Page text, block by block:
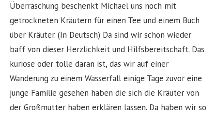
Überraschung beschenkt Michael uns noch mit
getrockneten Kräutern für einen Tee und einem Buch
über Kräuter. (In Deutsch) Da sind wir schon wieder
baff von dieser Herzlichkeit und Hilfsbereitschaft. Das
kuriose oder tolle daran ist, das wir auf einer
Wanderung zu einem Wasserfall einige Tage zuvor eine
junge Familie gesehen haben die sich die Kräuter von
der Großmutter haben erklären lassen. Da haben wir so